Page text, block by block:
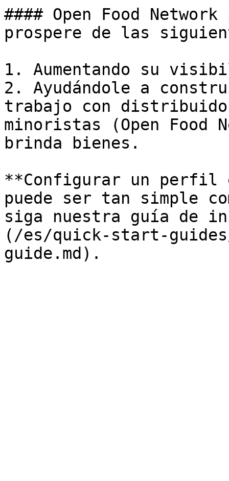
#### Open Food
prospere de las
1. Aumentando su
2. Ayudándole a
trabajo con
minoristas (Open Food
brinda bienes.
**Configurar un perfil
puede ser tan simple
siga nuestra guía de
(/es/quick-start-